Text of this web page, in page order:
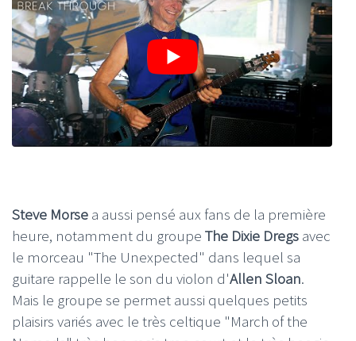
Steve Morse a aussi pensé aux fans de la première
heure, notamment du groupe The Dixie Dregs avec
le morceau "The Unexpected" dans lequel sa
guitare rappelle le son du violon d'Allen Sloan.
Mais le groupe se permet aussi quelques petits
plaisirs variés avec le très celtique "March of the